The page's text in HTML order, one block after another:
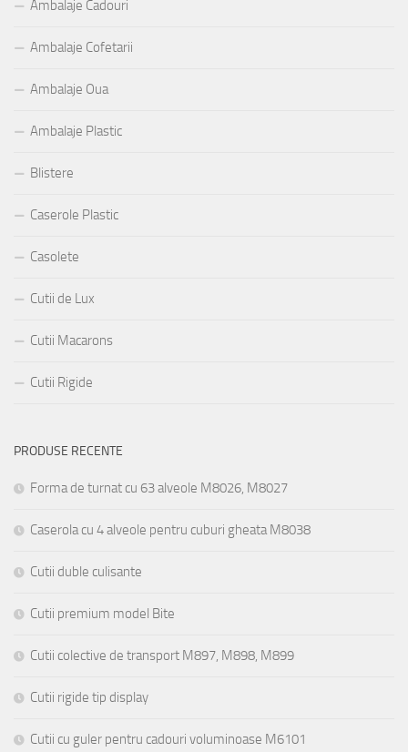
Ambalaje Cadouri
Ambalaje Cofetarii
Ambalaje Oua
Ambalaje Plastic
Blistere
Caserole Plastic
Casolete
Cutii de Lux
Cutii Macarons
Cutii Rigide
PRODUSE RECENTE
Forma de turnat cu 63 alveole M8026, M8027
Caserola cu 4 alveole pentru cuburi gheata M8038
Cutii duble culisante
Cutii premium model Bite
Cutii colective de transport M897, M898, M899
Cutii rigide tip display
Cutii cu guler pentru cadouri voluminoase M6101